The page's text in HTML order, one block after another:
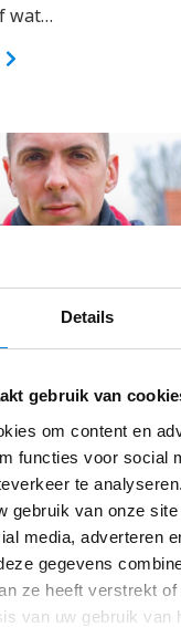
Details
gebruik van
om content en
functies voor social
te
gebruik van onze
media, adverteren
gegevens
ze heeft verstrekt
van uw gebruik van
wat…
tot
in een hele